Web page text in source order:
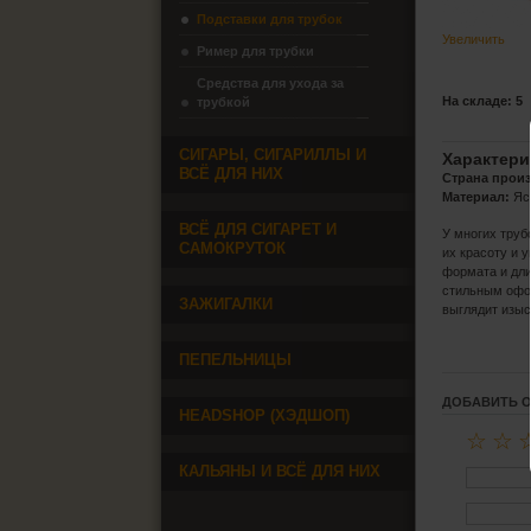
Увеличить
На складе: 5
Страна
Материал:
У многих
их красоту и
формата и
стильным
выглядит
ДОБАВИТЬ
☆
☆
☆
Подставки для трубок
Ример для трубки
Средства для ухода за
трубкой
СИГАРЫ, СИГАРИЛЛЫ И
ВСЁ ДЛЯ НИХ
ВСЁ ДЛЯ СИГАРЕТ И
САМОКРУТОК
ЗАЖИГАЛКИ
ПЕПЕЛЬНИЦЫ
HEADSHOP (ХЭДШОП)
КАЛЬЯНЫ И ВСЁ ДЛЯ НИХ